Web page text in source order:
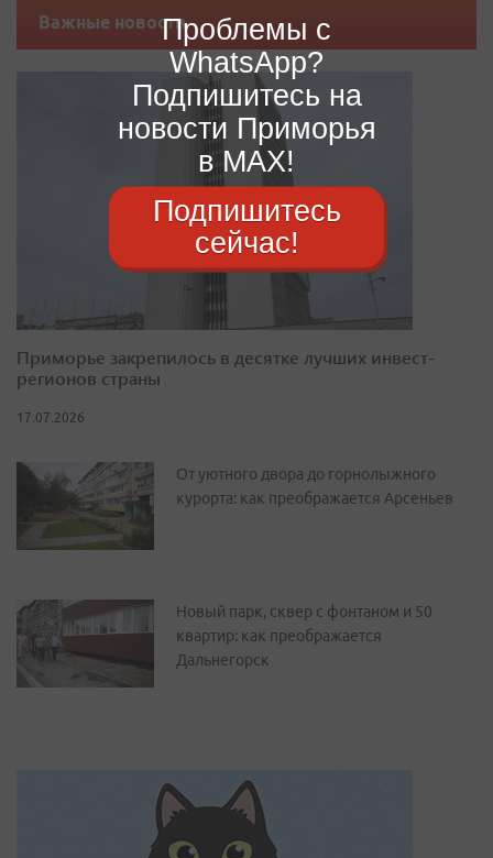
Важные новости
Приморье закрепилось в десятке лучших инвест-
регионов страны
17.07.2026
От уютного двора до горнолыжного
курорта: как преображается Арсеньев
Новый парк, сквер с фонтаном и 50
квартир: как преображается
Дальнегорск
Проблемы с
WhatsApp?
Подпишитесь на
новости Приморья
в MAX!
Подпишитесь
сейчас!